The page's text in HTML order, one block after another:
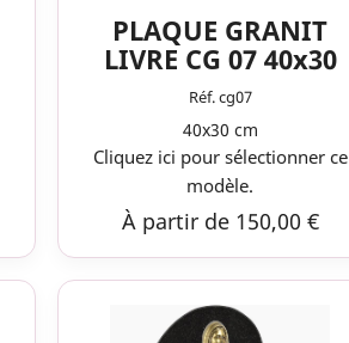
PLAQUE GRANIT
LIVRE CG 07 40x30
Réf. cg07
40x30 cm
Cliquez ici pour sélectionner ce
modèle.
À partir de 150,00 €